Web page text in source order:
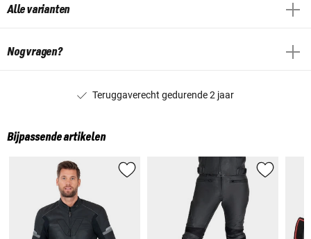
Alle varianten
Nog vragen?
Teruggaverecht gedurende 2 jaar
Bijpassende artikelen